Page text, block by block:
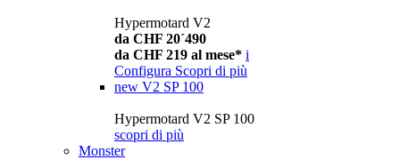
Hypermotard V2
da CHF 20´490
da CHF 219 al mese* i
Configura Scopri di più
new V2 SP 100
Hypermotard V2 SP 100
scopri di più
Monster